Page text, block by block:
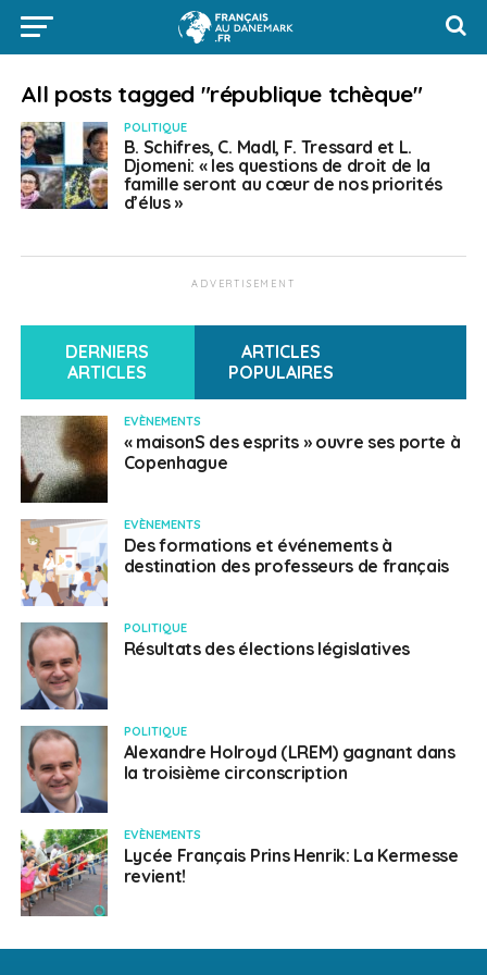
All posts tagged "république tchèque"
POLITIQUE
B. Schifres, C. Madl, F. Tressard et L.
Djomeni: « les questions de droit de la
famille seront au cœur de nos priorités
d’élus »
ADVERTISEMENT
DERNIERS
ARTICLES
ARTICLES
POPULAIRES
EVÈNEMENTS
« maisonS des esprits » ouvre ses porte à
Copenhague
EVÈNEMENTS
Des formations et événements à
destination des professeurs de français
POLITIQUE
Résultats des élections législatives
POLITIQUE
Alexandre Holroyd (LREM) gagnant dans
la troisième circonscription
EVÈNEMENTS
Lycée Français Prins Henrik: La Kermesse
revient!